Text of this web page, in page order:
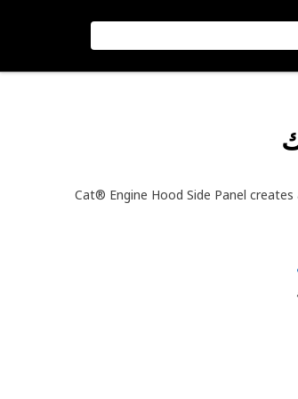
Cat® Engine Hood Side Panel